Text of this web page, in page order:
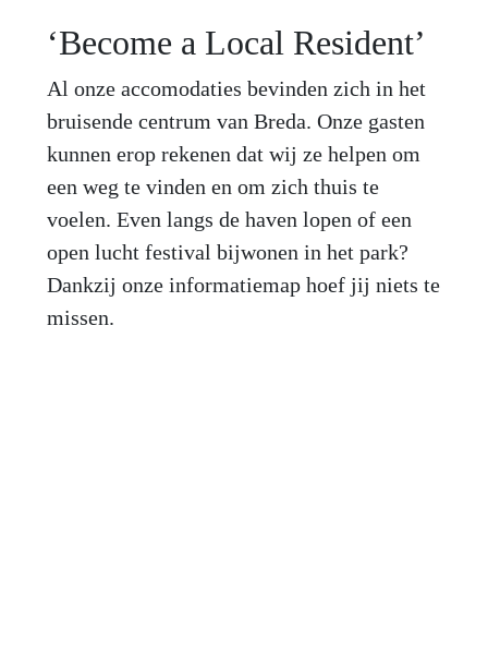
‘Become a Local Resident’
Al onze accomodaties bevinden zich in het
bruisende centrum van Breda. Onze gasten
kunnen erop rekenen dat wij ze helpen om
een weg te vinden en om zich thuis te
voelen. Even langs de haven lopen of een
open lucht festival bijwonen in het park?
Dankzij onze informatiemap hoef jij niets te
missen.